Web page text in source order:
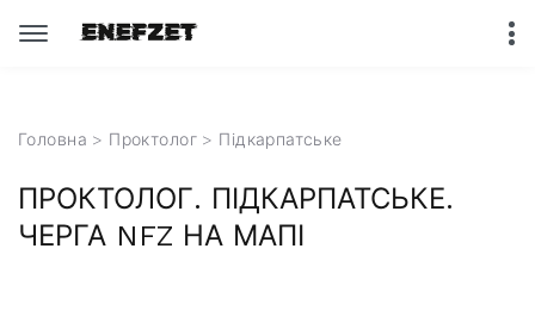
Головна > Проктолог > Підкарпатське
ПРОКТОЛОГ. ПІДКАРПАТСЬКЕ.
ЧЕРГА NFZ НА МАПІ